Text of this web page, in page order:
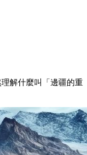
解什麼叫「邊疆的重